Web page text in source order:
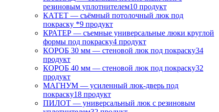
резиновым уплотнителем10 продукт
КАТЕТ — съёмный потолочный люк под
покраску *9 продукт
КРАТЕР — съемные универсальные люки круглой
формы под покраску4 продукт
КОРОБ 30 мм — стеновой люк под покраску34
продукт
КОРОБ 40 мм — стеновой люк под покраску32
продукт
МАГНУМ — усиленный люк-дверь под
покраску18 продукт
ПИЛОТ — универсальный люк с резиновым